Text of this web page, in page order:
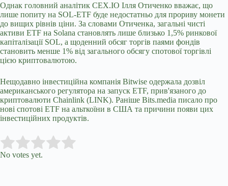
Однак головний аналітик CEX.IO Ілля Отиченко вважає, що
лише попиту на SOL-ETF буде недостатньо для прориву монети
до вищих рівнів ціни. За словами Отиченка, загальні чисті
активи ETF на Solana становлять лише близько 1,5% ринкової
капіталізації SOL, а щоденний обсяг торгів паями фондів
становить менше 1% від загального обсягу спотової торгівлі
цією криптовалютою.
Нещодавно інвестиційна компанія Bitwise одержала дозвіл
американського регулятора на запуск ETF, прив'язаного до
криптовалюти Chainlink (LINK). Раніше Bits.media писало про
нові спотові ETF на альткоїни в США та причини появи цих
інвестиційних продуктів.
Rate this item:
No votes yet.